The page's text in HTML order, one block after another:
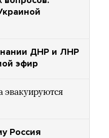
ДНР и ЛНР
эфир
эвакуируются
Россия